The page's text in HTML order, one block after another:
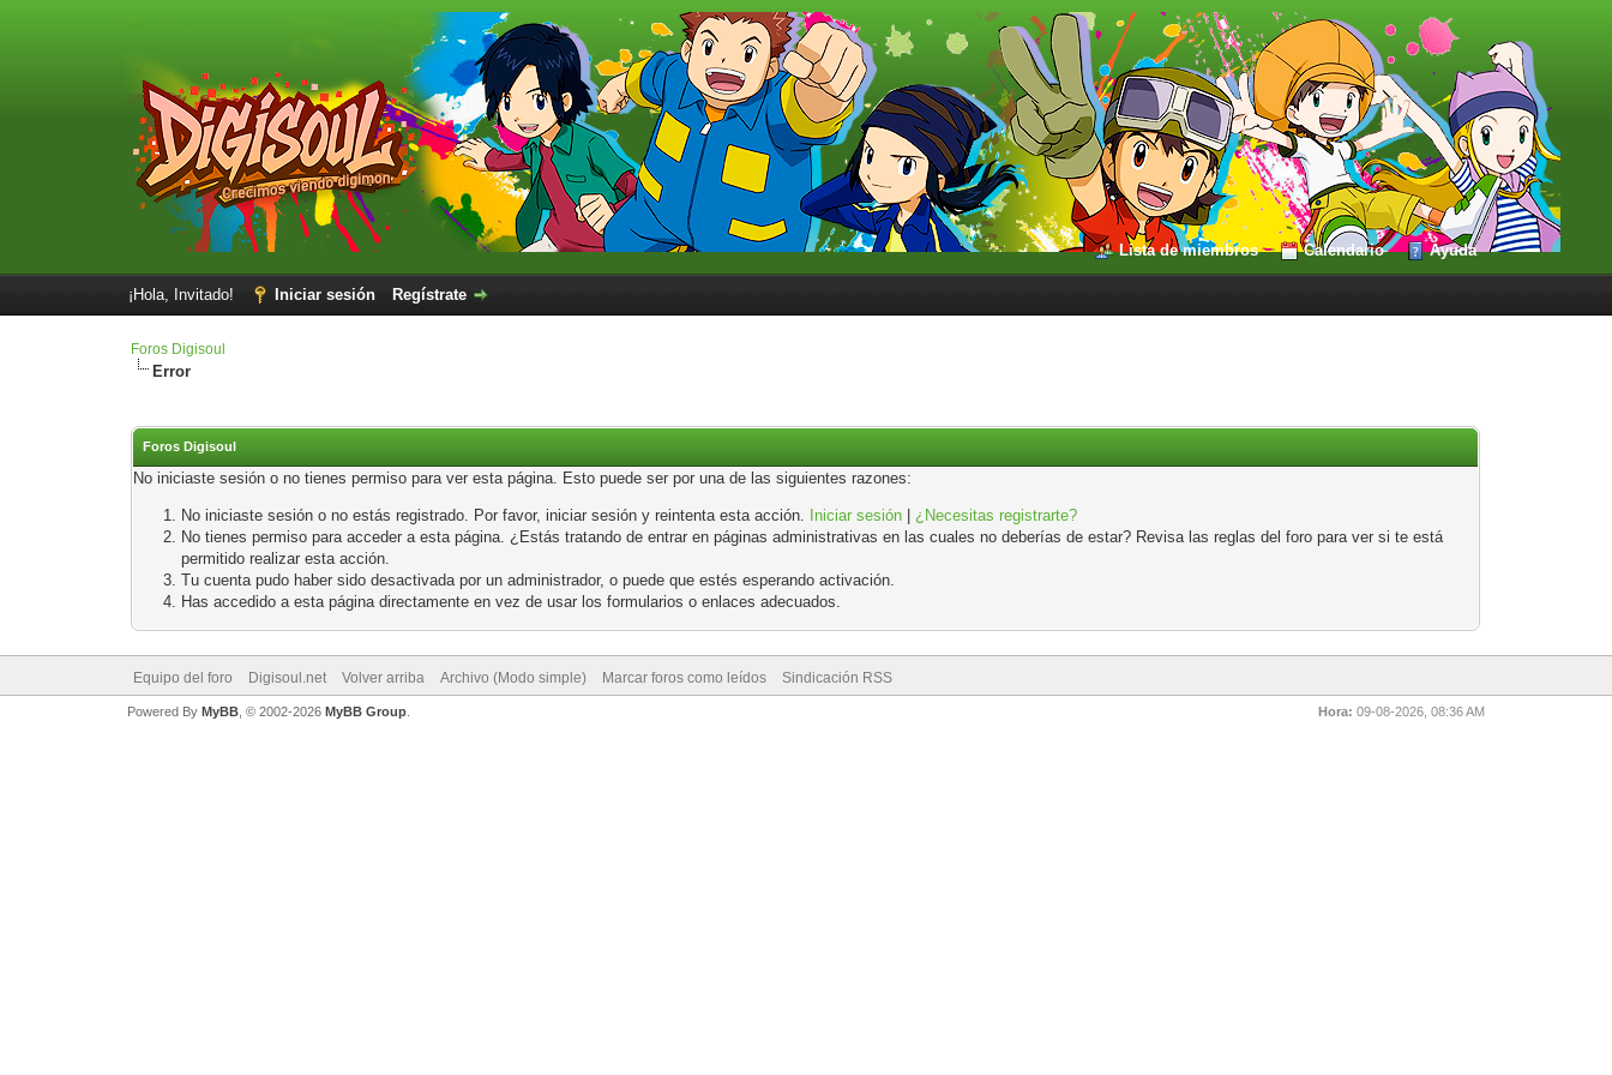
Lista de miembros Calendario Ayuda
¡Hola, Invitado! Iniciar sesión Regístrate
Foros Digisoul
Error
Foros Digisoul
No iniciaste sesión o no tienes permiso para ver esta página. Esto puede ser por una de las siguientes razones:
No iniciaste sesión o no estás registrado. Por favor, iniciar sesión y reintenta esta acción. Iniciar sesión |¿Necesitas registrarte?
No tienes permiso para acceder a esta página. ¿Estás tratando de entrar en páginas administrativas en las cuales no deberías de estar? Revisa las reglas del foro para ver si te está
permitido realizar esta acción.
Tu cuenta pudo haber sido desactivada por un administrador, o puede que estés esperando activación.
Has accedido a esta página directamente en vez de usar los formularios o enlaces adecuados.
Equipo del foro Digisoul.net Volver arriba Archivo (Modo simple) Marcar foros como leídos Sindicación RSS
Hora: 09-08-2026, 08:36 AM
Powered By MyBB, © 2002-2026 MyBB Group.